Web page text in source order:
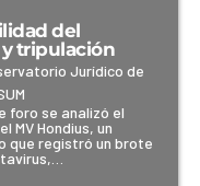
del
tripulación
Jurídico de
foro se analizó el
MV Hondius, un
que registró un brote